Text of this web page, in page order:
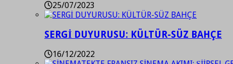
25/07/2023
SERGİ DUYURUSU: KÜLTÜR-SÜZ BAHÇE
16/12/2022